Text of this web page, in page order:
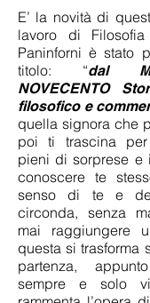
E’ la novità di
lavoro di
Paninforni è stato
titolo: “dal
NOVECENTO
filosofico e
quella signora che
poi ti trascina
pieni di sorprese e
conoscere te
senso di te e
circonda, senza
mai raggiungere
questa si trasforma
partenza,
sempre e solo